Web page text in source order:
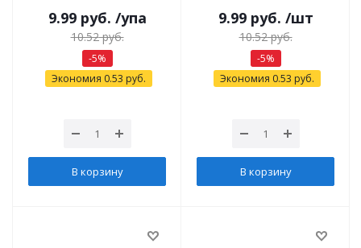
9.99руб. /упа
10.52руб.
-5%
Экономия 0.53 руб.
В корзину
9.99руб. /шт
10.52руб.
-5%
Экономия 0.53 руб.
В корзину